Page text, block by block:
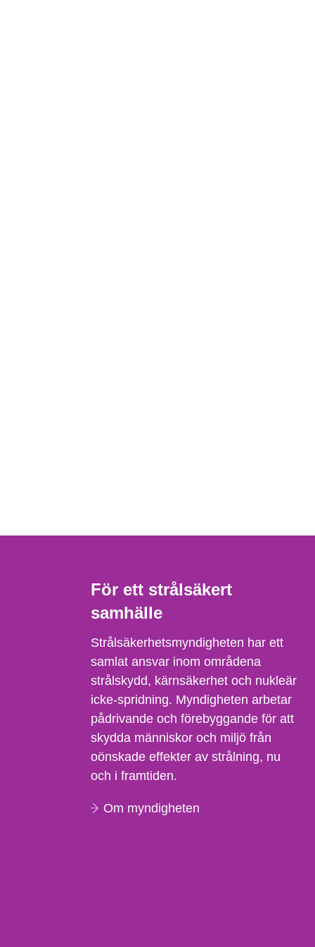
För ett strålsäkert
samhälle
Strålsäkerhetsmyndigheten har ett
samlat ansvar inom områdena
strålskydd, kärnsäkerhet och nukleär
icke-spridning. Myndigheten arbetar
pådrivande och förebyggande för att
skydda människor och miljö från
oönskade effekter av strålning, nu
och i framtiden.
Om myndigheten